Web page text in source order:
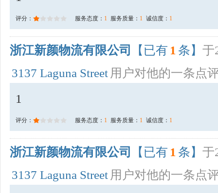
评分： 服务态度： 1 服务质量： 1 诚信度： 1
浙江新颜物流有限公司 【已有 1 条】 于
3137 Laguna Street 用户对他的一条点
1
评分： 服务态度： 1 服务质量： 1 诚信度： 1
浙江新颜物流有限公司 【已有 1 条】 于
3137 Laguna Street 用户对他的一条点